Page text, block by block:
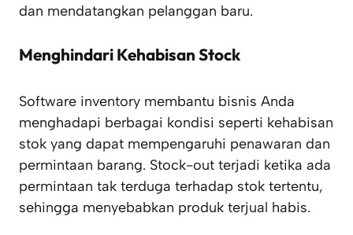
dan mendatangkan pelanggan baru.
Menghindari Kehabisan Stock
Software inventory membantu bisnis Anda
menghadapi berbagai kondisi seperti kehabisan
stok yang dapat mempengaruhi penawaran dan
permintaan barang. Stock-out terjadi ketika ada
permintaan tak terduga terhadap stok tertentu,
sehingga menyebabkan produk terjual habis.